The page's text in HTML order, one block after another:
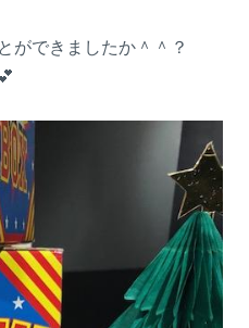
ができましたか＾＾？